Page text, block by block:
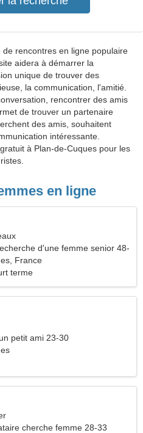
rencontres en ligne populaire
aidera à démarrer la
unique de trouver des
la communication, l'amitié.
rencontrer des amis
de trouver un partenaire
des amis, souhaitent
intéressante.
à Plan-de-Cuques pour les
en ligne
d'une femme senior 48-
France
terme
petit ami 23-30
cherche femme 28-33